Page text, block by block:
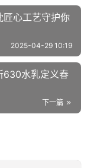
匠心工艺守护你
2025-04-29 10:19
630水乳定义春
下一篇